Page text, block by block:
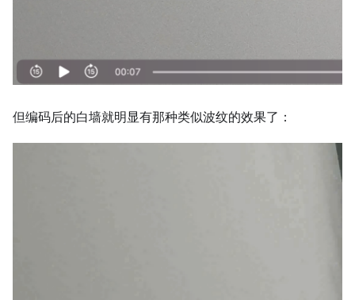
但编码后的白墙就明显有那种类似波纹的效果了：